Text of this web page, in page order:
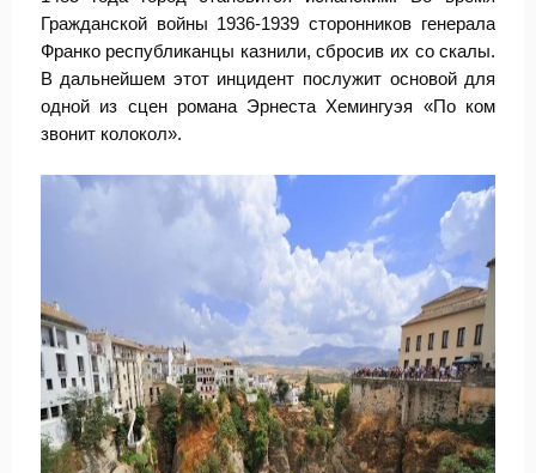
Гражданской войны 1936-1939 сторонников генерала
Франко республиканцы казнили, сбросив их со скалы.
В дальнейшем этот инцидент послужит основой для
одной из сцен романа Эрнеста Хемингуэя «По ком
звонит колокол».